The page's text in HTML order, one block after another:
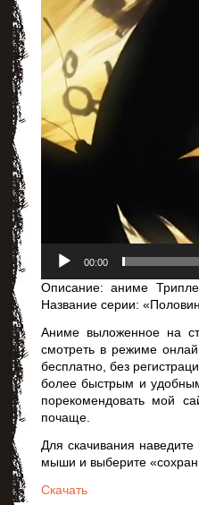
00:00
Описание: аниме
Название серии:
Аниме выложенное на
смотреть в режиме
бесплатно, без
более быстрым и
порекомендовать мой
почаще.
Для скачивания
мыши и выберите
Скачать